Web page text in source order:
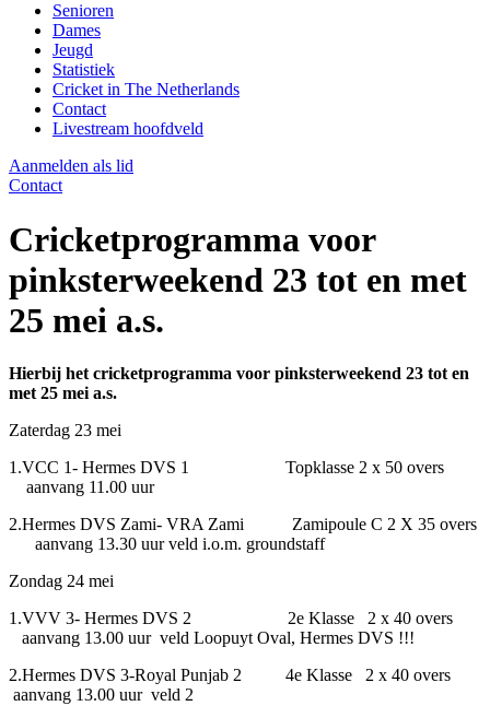
Senioren
Dames
Jeugd
Statistiek
Cricket in The Netherlands
Contact
Livestream hoofdveld
Aanmelden als lid
Contact
Cricketprogramma voor
pinksterweekend 23 tot en met
25 mei a.s.
Hierbij het cricketprogramma voor pinksterweekend 23 tot en
met 25 mei a.s.
Zaterdag 23 mei
1.VCC 1- Hermes DVS 1 Topklasse 2 x 50 overs
aanvang 11.00 uur
2.Hermes DVS Zami- VRA Zami Zamipoule C 2 X 35 overs
aanvang 13.30 uur veld i.o.m. groundstaff
Zondag 24 mei
1.VVV 3- Hermes DVS 2 2e Klasse 2 x 40 overs
aanvang 13.00 uur veld Loopuyt Oval, Hermes DVS !!!
2.Hermes DVS 3-Royal Punjab 2 4e Klasse 2 x 40 overs
aanvang 13.00 uur veld 2